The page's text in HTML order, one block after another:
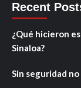
Recent
¿Qué hicieron
Sinaloa?
Sin seguridad